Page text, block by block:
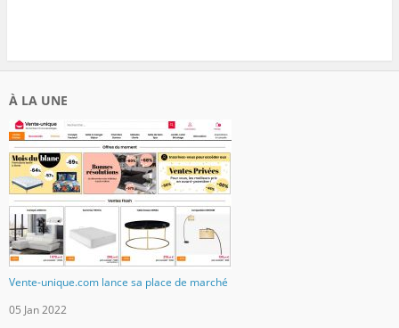
À LA UNE
Vente-unique.com lance sa place de marché
05 Jan 2022